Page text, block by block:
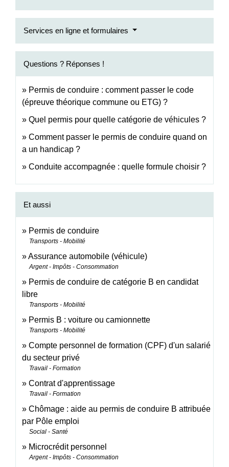
Services en ligne et formulaires
Questions ? Réponses !
Permis de conduire : comment passer le code
(épreuve théorique commune ou ETG) ?
Quel permis pour quelle catégorie de véhicules ?
Comment passer le permis de conduire quand on
a un handicap ?
Conduite accompagnée : quelle formule choisir ?
Et aussi
Permis de conduire
Transports - Mobilité
Assurance automobile (véhicule)
Argent - Impôts - Consommation
Permis de conduire de catégorie B en candidat
libre
Transports - Mobilité
Permis B : voiture ou camionnette
Transports - Mobilité
Compte personnel de formation (CPF) d'un salarié
du secteur privé
Travail - Formation
Contrat d'apprentissage
Travail - Formation
Chômage : aide au permis de conduire B attribuée
par Pôle emploi
Social - Santé
Microcrédit personnel
Argent - Impôts - Consommation